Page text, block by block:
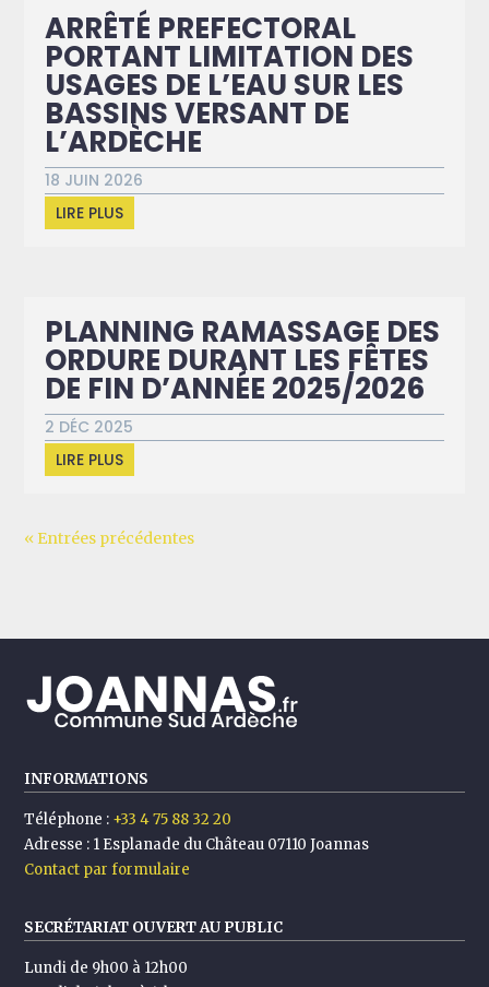
ARRÊTÉ PREFECTORAL
PORTANT LIMITATION DES
USAGES DE L’EAU SUR LES
BASSINS VERSANT DE
L’ARDÈCHE
18 JUIN 2026
LIRE PLUS
PLANNING RAMASSAGE DES
ORDURE DURANT LES FÊTES
DE FIN D’ANNÉE 2025/2026
2 DÉC 2025
LIRE PLUS
« Entrées précédentes
INFORMATIONS
Téléphone : +33 4 75 88 32 20
Adresse : 1 Esplanade du Château 07110 Joannas
Contact par formulaire
SECRÉTARIAT OUVERT AU PUBLIC
Lundi de 9h00 à 12h00